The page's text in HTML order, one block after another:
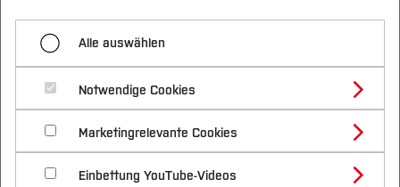
Studium
Studienangebote
Bachelorstudiengänge
Masterstudiengänge
Vor dem Studium
Bewerben & Einschreiben
Bewerbungsportal
Im Studium
Studienbüros und Prüfungen
Nach dem Studium
Forschung & Transfer
Profil
Forschungs- und Transferprofil
Schwerpunkte (FuT)
Beratung & Förderung
Nachhaltigkeit
Nachhaltigkeit studieren
International
Design
statt!
Fachbereiches mit Informationen zu Start der
Veranstaltungen und
Alle auswählen
Notwendige Cookies
Marketingrelevante Cookies
Einbettung YouTube-Videos